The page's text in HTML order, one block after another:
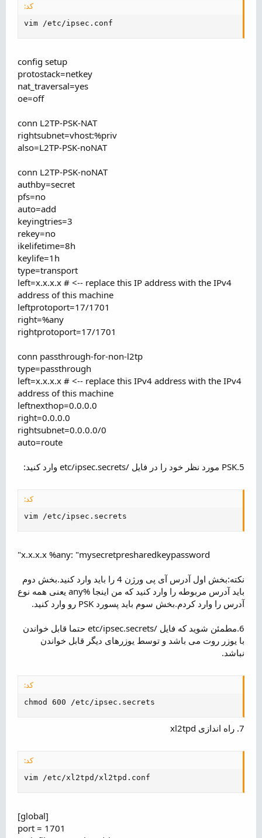
کد:
vim /etc/ipsec.conf
config setup
protostack=netkey
nat_traversal=yes
oe=off
conn L2TP-PSK-NAT
rightsubnet=vhost:%priv
also=L2TP-PSK-noNAT
conn L2TP-PSK-noNAT
authby=secret
pfs=no
auto=add
keyingtries=3
rekey=no
ikelifetime=8h
keylife=1h
type=transport
left=x.x.x.x # <-- replace this IP address with the IPv4
address of this machine
leftprotoport=17/1701
right=%any
rightprotoport=17/1701
conn passthrough-for-non-l2tp
type=passthrough
left=x.x.x.x # <-- replace this IPv4 address with the IPv4
address of this machine
leftnexthop=0.0.0.0
right=0.0.0.0
rightsubnet=0.0.0.0/0
auto=route
5.PSK مورد نظر خود را در فایل /etc/ipsec.secrets وارد کنید:
کد:
vim /etc/ipsec.secrets
x.x.x.x %any: "mysecretpresharedkeypassword"
نکته:بخش اول آدرس آی پی ورژن 4 را باید وارد کنید.بخش دوم
باید آدرس مربوطه را وارد کنید که من اینجا %any یعنی همه نوع
آدرس را وارد کردم.بخش سوم باید پسورد PSK رو وارد کنید.
6.مطمئن شوید که فایل /etc/ipsec.secrets حتما قابل خواندن
با یوزر روت می باشد و توسط یوزرهای دیگر قابل خواندن
نباشد.
کد:
chmod 600 /etc/ipsec.secrets
7. راه اندازی xl2tpd
کد:
vim /etc/xl2tpd/xl2tpd.conf
[global]
port = 1701